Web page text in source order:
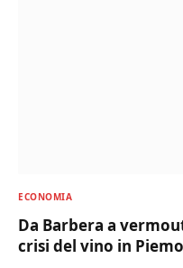
ECONOMIA
Da Barbera a
crisi del vino in